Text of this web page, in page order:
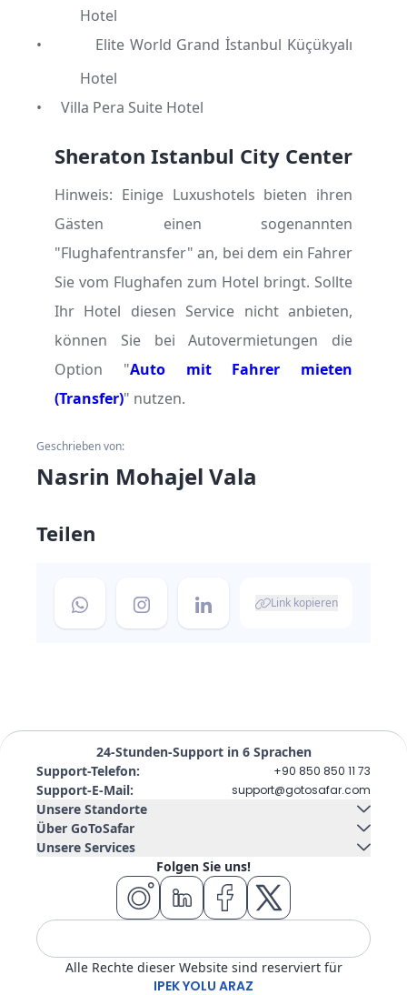
Hotel
•
Elite World Grand İstanbul Küçükyalı
Hotel
•
Villa Pera Suite Hotel
Sheraton Istanbul City Center
Hinweis: Einige Luxushotels bieten ihren
Gästen einen sogenannten
"Flughafentransfer" an, bei dem ein Fahrer
Sie vom Flughafen zum Hotel bringt. Sollte
Ihr Hotel diesen Service nicht anbieten,
können Sie bei Autovermietungen die
Option "Auto mit Fahrer mieten
(Transfer)" nutzen.
Geschrieben von:
Nasrin Mohajel Vala
Teilen
Link kopieren
24-Stunden-Support in 6 Sprachen
Support-Telefon: +90 850 850 11 73
Support-E-Mail: support@gotosafar.com
Unsere Standorte
Izmir, Türkei
Güney Mah. Gaziler Cad. No:292 Tempo Iş Merkezi Kat:5 İç
Kapı 504 Konak / İzmir
Über GoToSafar
Kontaktieren Sie uns
Über uns
FAQ
Unsere Services
Autovermietung
Kreuzfahrtschiff
Flugticket
Hotel
Visum
Folgen Sie uns!
Alle Rechte dieser Website sind reserviert für
IPEK YOLU ARAZ